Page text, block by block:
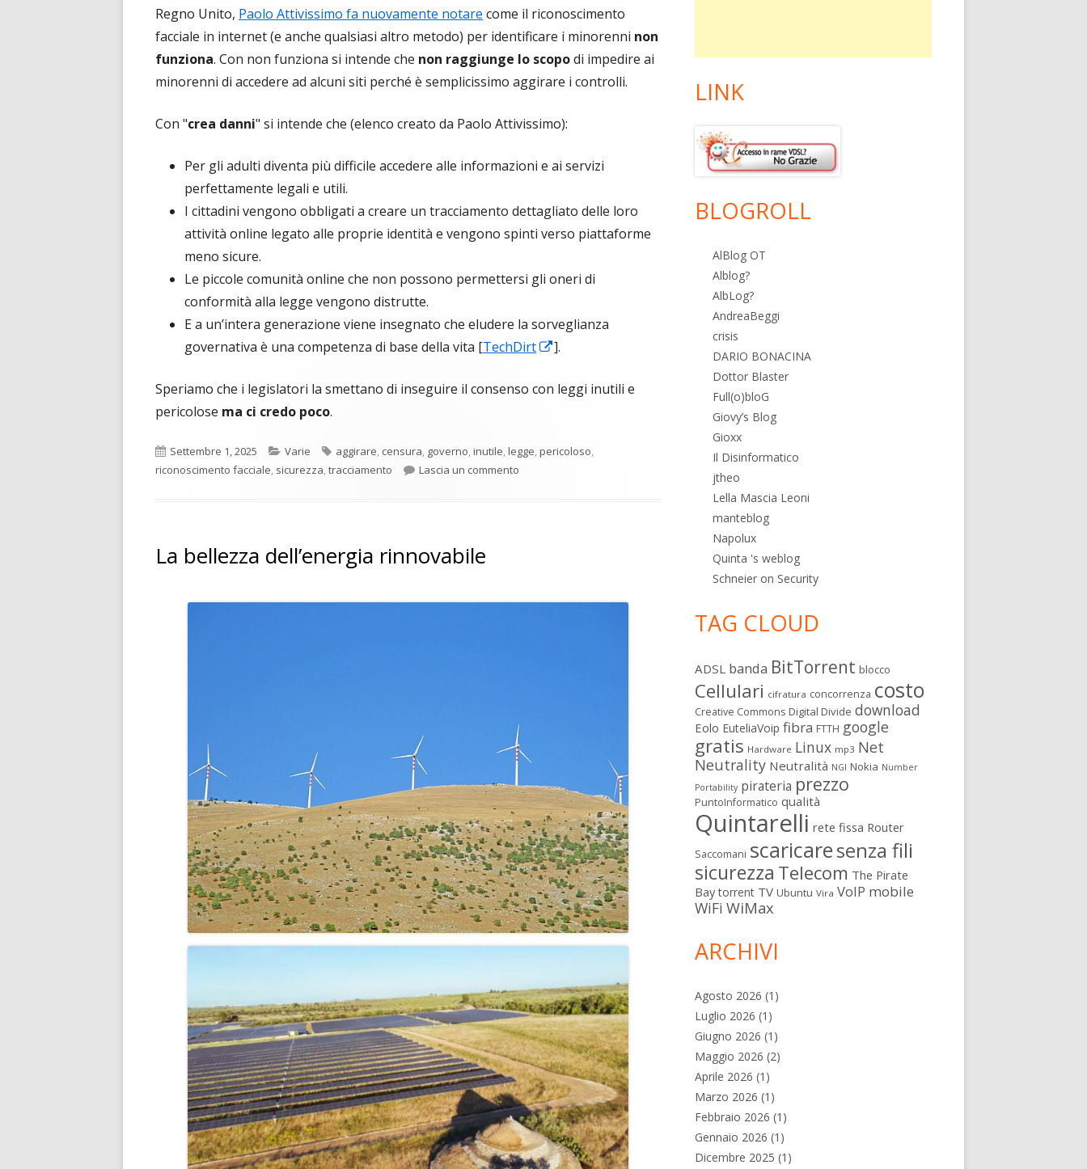
Regno Unito, Paolo Attivissimo fa nuovamente notare come il riconoscimento
facciale in internet (e anche qualsiasi altro metodo) per identificare i minorenni non
funziona. Con non funziona si intende che non raggiunge lo scopodi impedire ai
minorenni di accedere ad alcuni siti perché è semplicissimo aggirare i controlli.
Con "crea danni" si intende che (elenco creato da Paolo Attivissimo):
Per gli adulti diventa più difficile accedere alle informazioni e ai servizi
perfettamente legali e utili.
I cittadini vengono obbligati a creare un tracciamento dettagliato delle loro
attività online legato alle proprie identità e vengono spinti verso piattaforme
meno sicure.
Le piccole comunità online che non possono permettersi gli oneri di
conformità alla legge vengono distrutte.
E a un’intera generazione viene insegnato che eludere la sorveglianza
governativa è una competenza di base della vita [TechDirt
Apre
una
].
Speriamo che i legislatori la smettano di inseguire il consenso con leggi inutili e
pericolose ma ci credo poco.
Pubblicato
Settembre 1, 2025 Categorie
Varie Tag
aggirare, censura, governo,inutile,legge,pericoloso,
riconoscimento facciale, sicurezza,tracciamento Lascia un commento
La bellezza dell’energia rinnovabile
LINK
BLOGROLL
AlBlog OT
Alblog?
AlbLog?
AndreaBeggi
crisis
DARIO BONACINA
Dottor Blaster
Full(o)bloG
Giovy’s Blog
Gioxx
Il Disinformatico
jtheo
Lella Mascia Leoni
manteblog
Napolux
Quinta 's weblog
Schneier on Security
TAG CLOUD
ADSL banda BitTorrent blocco
Cellulari cifratura concorrenza costo
Creative Commons Digital Divide download
Eolo EuteliaVoip fibra FTTH google
gratis Hardware Linux mp3 Net
Neutrality Neutralità NGI Nokia Number
Portability pirateria prezzo
PuntoInformatico qualità
Quintarelli rete fissa Router
Saccomani scaricaresenza fili
sicurezza Telecom The Pirate
Bay torrent TV Ubuntu Vira VoIP mobile
WiFi WiMax
ARCHIVI
Agosto 2026 (1)
Luglio 2026 (1)
Giugno 2026 (1)
Maggio 2026 (2)
Aprile 2026 (1)
Marzo 2026 (1)
Febbraio 2026 (1)
Gennaio 2026 (1)
Dicembre 2025 (1)